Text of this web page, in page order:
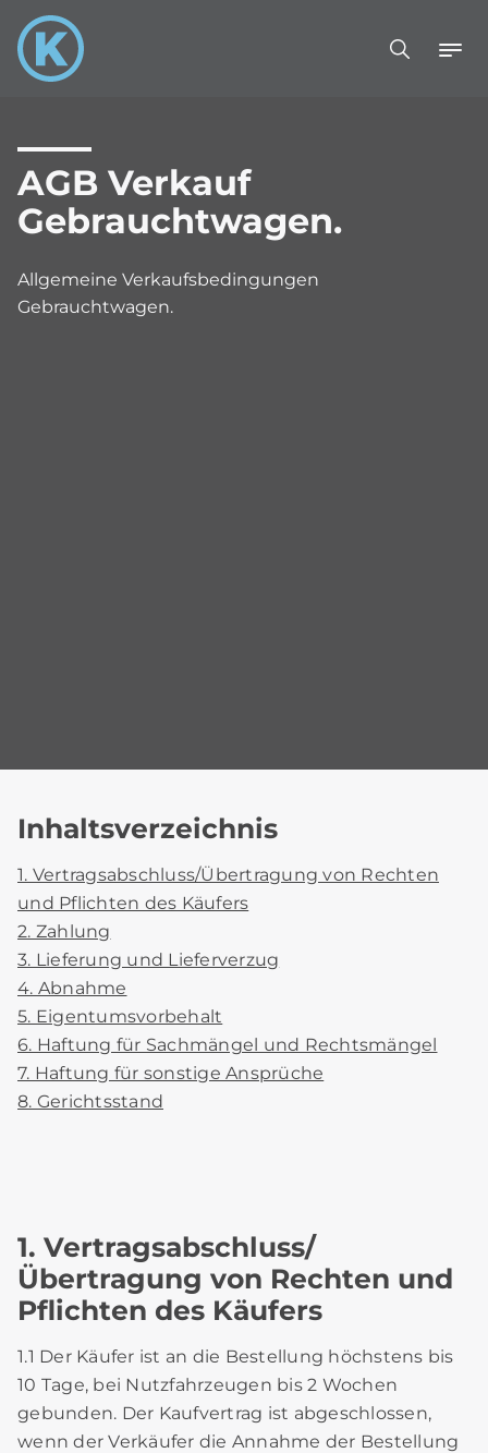
AGB Verkauf
Gebrauchtwagen.
Allgemeine Verkaufsbedingungen
Gebrauchtwagen.
Inhaltsverzeichnis
1. Vertragsabschluss/Übertragung von Rechten
und Pflichten des Käufers
2. Zahlung
3. Lieferung und Lieferverzug
4. Abnahme
5. Eigentumsvorbehalt
6. Haftung für Sachmängel und Rechtsmängel
7. Haftung für sonstige Ansprüche
8. Gerichtsstand
1. Vertragsabschluss/
Übertragung von Rechten und
Pflichten des Käufers
1.1 Der Käufer ist an die Bestellung höchstens bis
10 Tage, bei Nutzfahrzeugen bis 2 Wochen
gebunden. Der Kaufvertrag ist abgeschlossen,
wenn der Verkäufer die Annahme der Bestellung